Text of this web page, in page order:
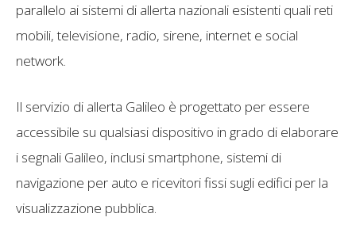
parallelo ai sistemi di allerta nazionali esistenti quali reti
mobili, televisione, radio, sirene, internet e social
network.
Il servizio di allerta Galileo è progettato per essere
accessibile su qualsiasi dispositivo in grado di elaborare
i segnali Galileo, inclusi smartphone, sistemi di
navigazione per auto e ricevitori fissi sugli edifici per la
visualizzazione pubblica.